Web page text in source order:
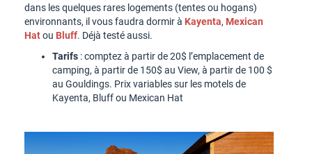
dans les quelques rares logements (tentes ou hogans)
environnants, il vous faudra dormir à Kayenta, Mexican
Hatou Bluff. Déjà testé aussi.
Tarifs : comptez à partir de 20$ l’emplacement de
camping, à partir de 150$ au View, à partir de 100 $
au Gouldings. Prix variables sur les motels de
Kayenta, Bluff ou Mexican Hat